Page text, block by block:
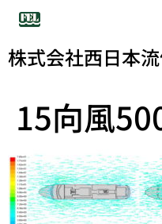
株式会社西日本
15向風